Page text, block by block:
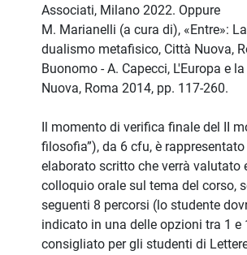
Associati, Milano 2022. Oppure
M. Marianelli (a cura di), «Entre»:
dualismo metafisico, Città Nuova,
Buonomo - A. Capecci, L'Europa e
Nuova, Roma 2014, pp. 117-260.
Il momento di verifica finale del II
filosofia”), da 6 cfu, è
elaborato scritto che verrà valutato
colloquio orale sul tema del corso,
seguenti 8 percorsi (lo studente
indicato in una delle opzioni tra 1 e
consigliato per gli studenti di